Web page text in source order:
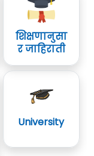
शिक्षणानुसा
र जाहिराती
University